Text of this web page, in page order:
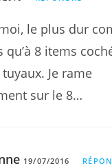
le plus dur
qu’à 8 items
Je rame
sur le 8…
19/07/2016